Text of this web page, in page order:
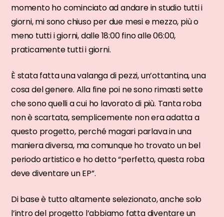
momento ho cominciato ad andare in studio tutti i
giorni, mi sono chiuso per due mesi e mezzo, più o
meno tutti i giorni, dalle 18:00 fino alle 06:00,
praticamente tutti i giorni.
È stata fatta una valanga di pezzi, un’ottantina, una
cosa del genere. Alla fine poi ne sono rimasti sette
che sono quelli a cui ho lavorato di più. Tanta roba
non è scartata, semplicemente non era adatta a
questo progetto, perché magari parlava in una
maniera diversa, ma comunque ho trovato un bel
periodo artistico e ho detto “perfetto, questa roba
deve diventare un EP”.
Di base è tutto altamente selezionato, anche solo
l’intro del progetto l’abbiamo fatta diventare un